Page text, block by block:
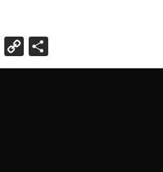
Copy
Link
Share